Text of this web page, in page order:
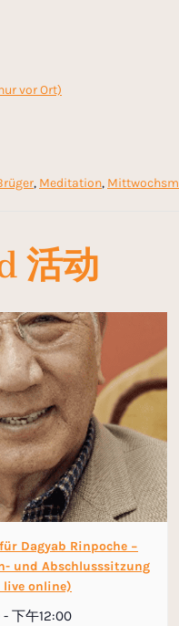
vor Ort)
, Meditation,
活动
Dagyab Rinpoche −
und Abschlusssitzung
online)
- 下午12:00